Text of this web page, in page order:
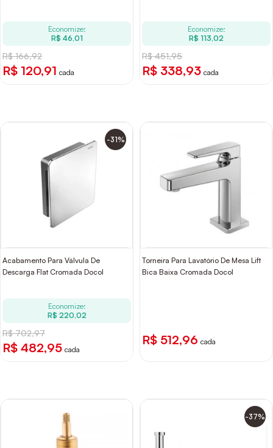
Economize:
R$ 46,01
R$ 166,92
R$ 120,91 cada
Economize:
R$ 113,02
R$ 451,95
R$ 338,93 cada
-31%
Acabamento Para Válvula De
Descarga Flat Cromada Docol
Economize:
R$ 220,02
R$ 702,97
R$ 482,95 cada
Torneira Para Lavatório De Mesa Lift
Bica Baixa Cromada Docol
R$ 512,96 cada
-37%